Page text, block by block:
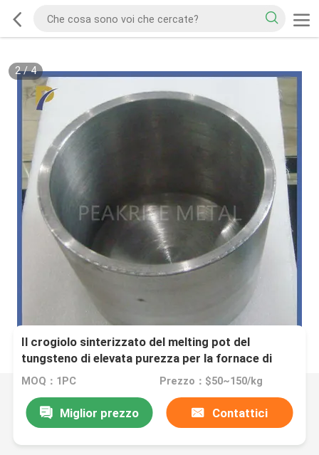
2/4
Il crogiolo sinterizzato del melting pot del
tungsteno di elevata purezza per la fornace di
fusione della terra rara ha sinterizzato la fusione
MOQ：1PC Prezzo：$50~150/kg
Miglior prezzo Contattici